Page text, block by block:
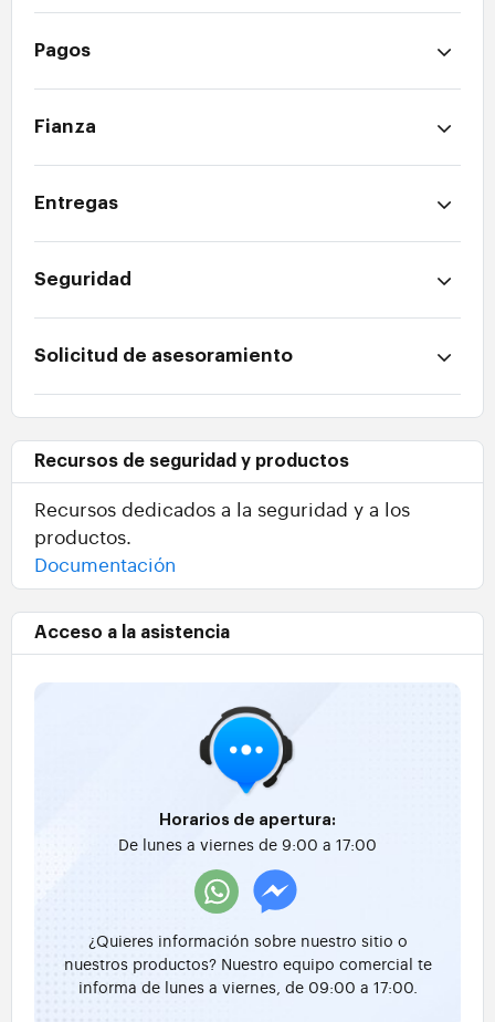
Pagos
Fianza
Entregas
Seguridad
Solicitud de asesoramiento
Recursos de seguridad y productos
Recursos dedicados a la seguridad y a los
productos.
Documentación
Acceso a la asistencia
Horarios de apertura:
De lunes a viernes de 9:00 a 17:00
¿Quieres información sobre nuestro sitio o
nuestros productos? Nuestro equipo comercial te
informa de lunes a viernes, de 09:00 a 17:00.